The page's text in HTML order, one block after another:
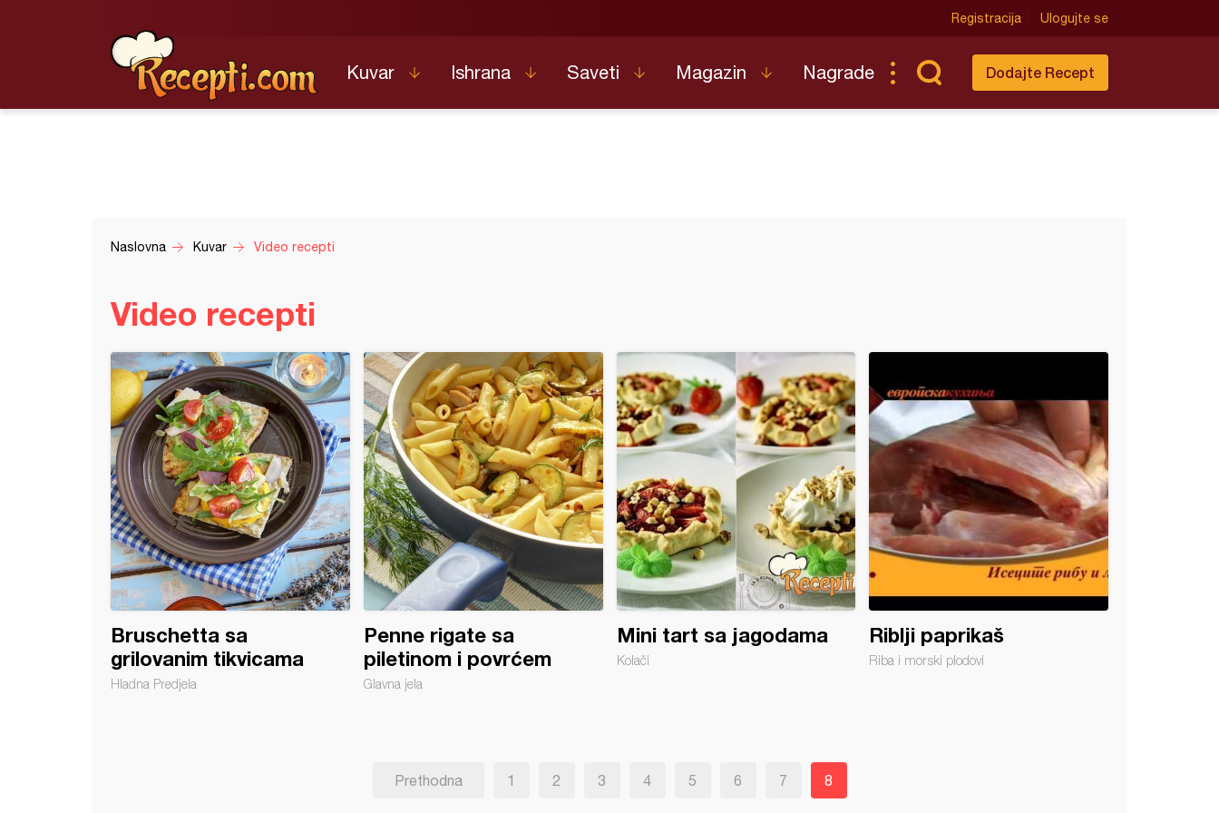
Registracija Ulogujte se
Kuvar Ishrana Saveti Magazin Nagrade Dodajte Recept
Naslovna Kuvar Video recepti
Video recepti
Bruschetta sa
grilovanim tikvicama
Hladna Predjela
Penne rigate sa
piletinom i povrćem
Glavna jela
Mini tart sa jagodama
Kolači
Riblji paprikaš
Riba i morski plodovi
Prethodna 1 2 3 4 5 6 7 8